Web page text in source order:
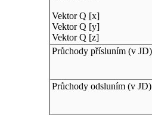
Vektor Q [x]
Vektor Q [y]
Vektor Q [z]
Průchody přísluním (v JD)
Průchody odsluním (v JD)